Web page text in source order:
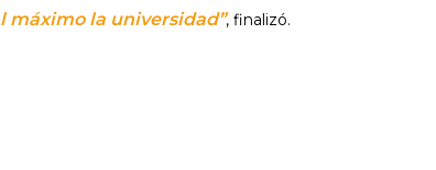
máximo la universidad”, finalizó.